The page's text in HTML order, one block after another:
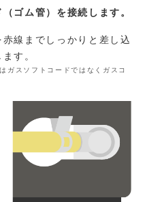
ゴム管）を接続します。
線までしっかりと差し込
す。
ガスソフトコードではなくガスコ